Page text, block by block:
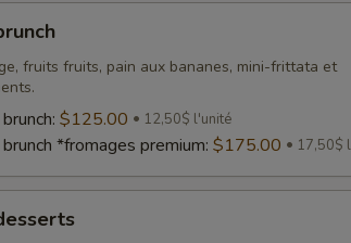
fruits fruits, pain aux bananes, mini-frittata et
$125.00 12,50$ l'unité
*fromages premium: $175.00 17,50$